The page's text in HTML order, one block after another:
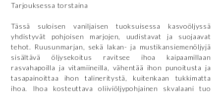
Tarjouksessa torstaina
Tässä suloisen vaniljaisen tuoksuisessa kasvoöljyssä
yhdistyvät pohjoisen marjojen, uudistavat ja suojaavat
tehot. Ruusunmarjan, sekä lakan- ja mustikansiemenöljyjä
sisältävä öljysekoitus ravitsee ihoa kaipaamillaan
rasvahapoilla ja vitamiineilla, vähentää ihon punoitusta ja
tasapainoittaa ihon talineritystä, kuitenkaan tukkimatta
ihoa. Ihoa kosteuttava oliiviöljypohjainen skvalaani tuo